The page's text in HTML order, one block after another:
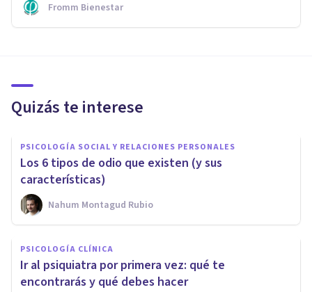
Fromm Bienestar
Quizás te interese
PSICOLOGÍA SOCIAL Y RELACIONES PERSONALES
Los 6 tipos de odio que existen (y sus
características)
Nahum Montagud Rubio
PSICOLOGÍA CLÍNICA
Ir al psiquiatra por primera vez: qué te
encontrarás y qué debes hacer